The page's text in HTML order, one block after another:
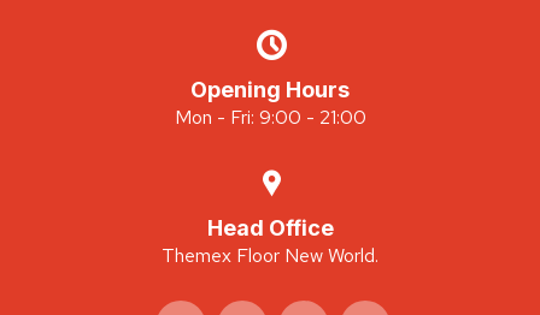
Opening Hours
Mon - Fri: 9:00 - 21:00
Head Office
Themex Floor New World.